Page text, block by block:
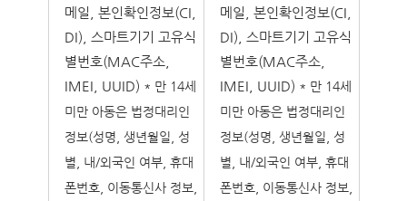
메일, 본인확인정보(CI,
DI), 스마트기기 고유식
별번호(MAC주소,
IMEI, UUID) * 만 14세
미만 아동은 법정대리인
정보(성명, 생년월일, 성
별, 내/외국인 여부, 휴대
폰번호, 이동통신사 정보,
메일, 본인확인정보(CI,
DI), 스마트기기 고유식
별번호(MAC주소,
IMEI, UUID) * 만 14세
미만 아동은 법정대리인
정보(성명, 생년월일, 성
별, 내/외국인 여부, 휴대
폰번호, 이동통신사 정보,